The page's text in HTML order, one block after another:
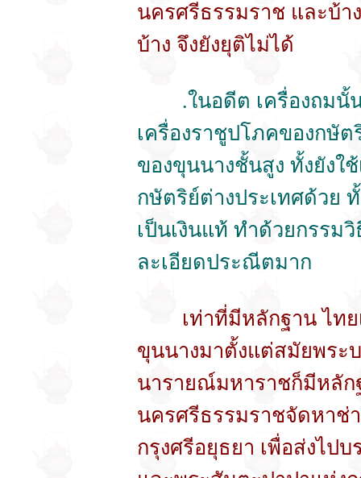
นครศรีธรรมราช และบ้า
บ้าง จึงยังยุติไม่ได้
.ในอดีต เครื่องถมนั้นถื
เครื่องราชูปโภคของกษัต
ของขุนนางชั้นสูง ทั้งยังใ
กษัตริย์ต่างประเทศด้วย
เป็นเงินแท้ ทำด้วยกรรม
ละเอียดประณีตมาก
เท่าที่มีหลักฐาน ไทยเ
ขุนนางมาตั้งแต่สมัยพระ
นารายณ์มหาราชก็มีหลัก
นครศรีธรรมราชจัดหาช่
กรุงศรีอยุธยา เพื่อส่งไป